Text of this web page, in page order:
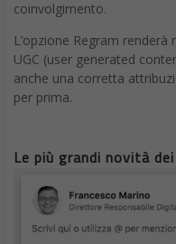
coinvolgimento.
L’opzione Regram
UGC (user generated
anche una corretta
per prima.
Le più grandi novità